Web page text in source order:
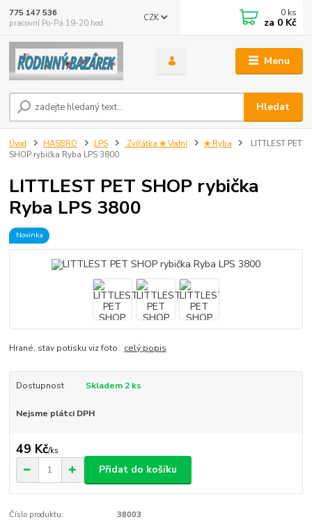
Menu
CZK
Hledat
775 147 536
pracovní Po-Pá 19-20 hod.
0 ks
za 0 Kč
Úvod HASBRO LPS Zvířátka ❀ Vodní ❀ Ryba
LITTLEST PET
SHOP rybička Ryba LPS 3800
LITTLEST PET SHOP rybička
Ryba LPS 3800
Novinka
Hrané, stav potisku viz foto. celý popis
Dostupnost Skladem 2 ks
Nejsme plátci DPH
49 Kč/ks
Přidat do košíku
Číslo produktu: 38003